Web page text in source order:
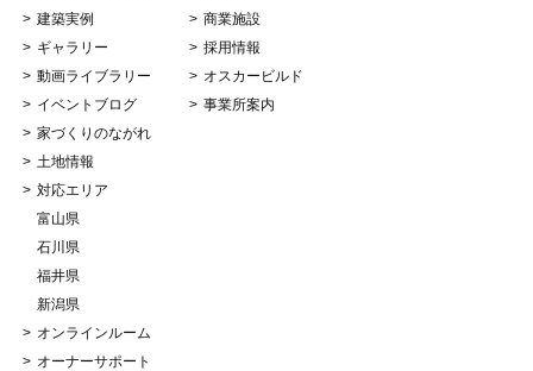
建築実例
ギャラリー
動画ライブラリー
イベントブログ
家づくりのながれ
土地情報
対応エリア
富山県
石川県
福井県
新潟県
オンラインルーム
オーナーサポート
商業施設
採用情報
オスカービルド
事業所案内